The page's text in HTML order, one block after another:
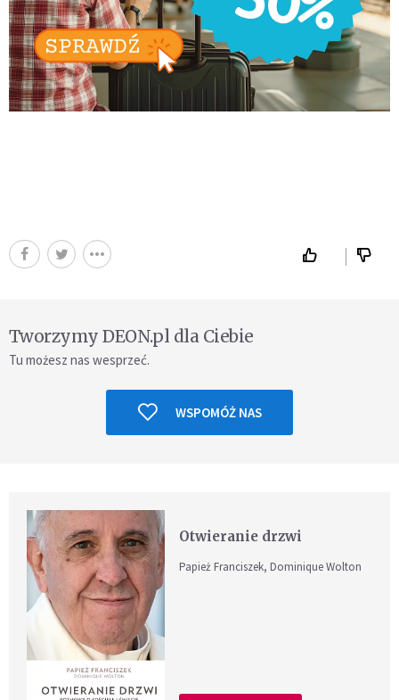
Tworzymy DEON.pl dla Ciebie
Tu możesz nas wesprzeć.
WSPOMÓŻ NAS
Otwieranie drzwi
Papież Franciszek, Dominique Wolton